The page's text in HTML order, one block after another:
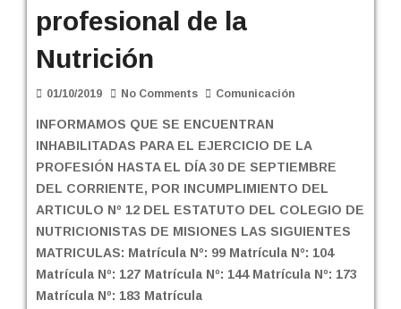
profesional de la
Nutrición
01/10/2019 No Comments Comunicación
INFORMAMOS QUE SE ENCUENTRAN
INHABILITADAS PARA EL EJERCICIO DE LA
PROFESIÓN HASTA EL DÍA 30 DE SEPTIEMBRE
DEL CORRIENTE, POR INCUMPLIMIENTO DEL
ARTICULO Nº 12 DEL ESTATUTO DEL COLEGIO DE
NUTRICIONISTAS DE MISIONES LAS SIGUIENTES
MATRICULAS: Matrícula Nº: 99 Matrícula Nº: 104
Matrícula Nº: 127 Matrícula Nº: 144 Matrícula Nº: 173
Matrícula Nº: 183 Matrícula